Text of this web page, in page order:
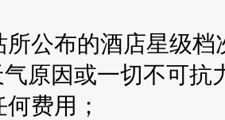
规模大小、地理位
所公布的酒店星级
原因或一切不可抗